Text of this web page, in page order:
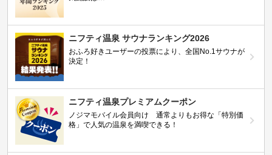
ニフティ温泉 サウナランキング2026
おふろ好きユーザーの投票により、全国No.1サウナが
決定！
ニフティ温泉プレミアムクーポン
ノジマモバイル会員向け 通常よりもお得な「特別価
格」で人気の温泉を満喫できる！